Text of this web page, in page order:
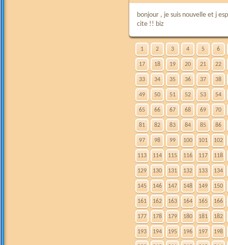
bonjour , je suis nouvelle et j
cite !! biz
1 2 3 4 5 6
17 18 19 20 21 22
33 34 35 36 37 38
49 50 51 52 53 54
65 66 67 68 69 70
81 82 83 84 85 86
97 98 99 100 101 102
113 114 115 116 117 118
129 130 131 132 133 134
145 146 147 148 149 150
161 162 163 164 165 166
177 178 179 180 181 182
193 194 195 196 197 198